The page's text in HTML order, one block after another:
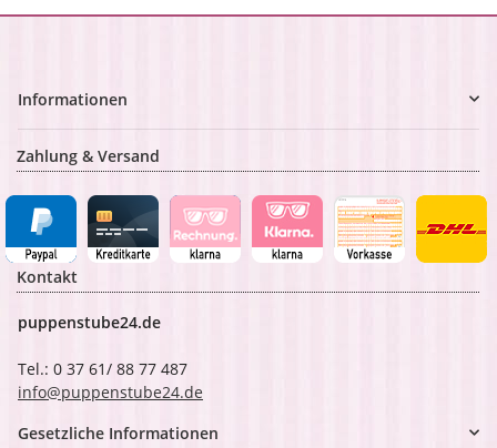
Informationen
Zahlung & Versand
Kontakt
puppenstube24.de
Tel.: 0 37 61/ 88 77 487
info@puppenstube24.de
Gesetzliche Informationen